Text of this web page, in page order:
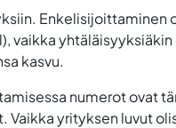
Enkelisijoittaminen
vaikka
kasvu.
numerot ovat
yrityksen luvut